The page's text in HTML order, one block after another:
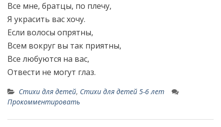
Все мне, братцы, по плечу,
Я украсить вас хочу.
Если волосы опрятны,
Всем вокруг вы так приятны,
Все любуются на вас,
Отвести не могут глаз.
Стихи для детей, Стихи для детей 5-6 лет
Прокомментировать